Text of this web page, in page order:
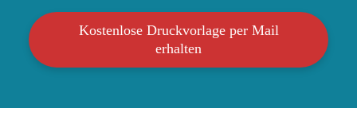
Kostenlose Druckvorlage per Mail
erhalten